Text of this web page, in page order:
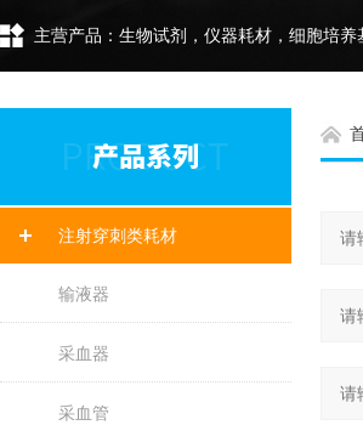
主营产品：生物试剂，仪器耗材，细胞培
注射穿刺类耗材
输液器
采血器
采血管